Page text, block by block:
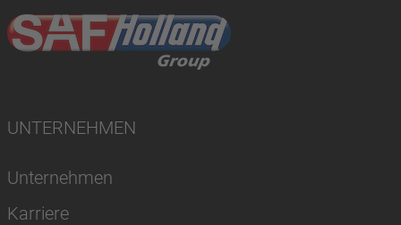
UNTERNEHMEN
Unternehmen
Karriere